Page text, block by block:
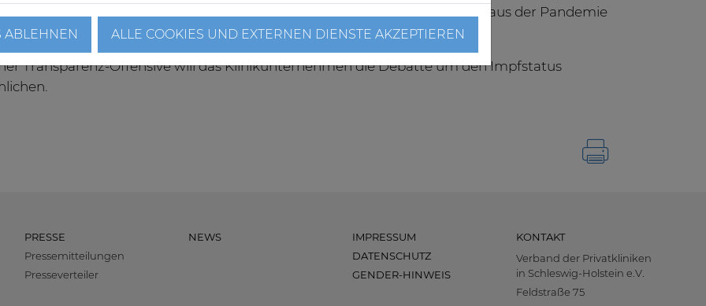
und ruft zum Impfen auf: "Die Impfung ist der einzige sinnvolle Weg aus der Pandemie
die Normalität."
Transparenz-Offensive will das Klinikunternehmen die Debatte um den Impfstatus
PRESSE
Pressemitteilungen
Presseverteiler
NEWS
KONTAKT
Verband der Privatkliniken
in Schleswig-Holstein e.V.
Feldstraße 75
IMPRESSUM
DATENSCHUTZ
GENDER-HINWEIS
ABLEHNEN ALLE COOKIES UND EXTERNEN DIENSTE AKZEPTIEREN